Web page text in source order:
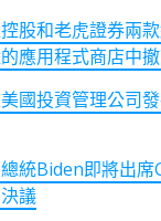
控股和老虎證券兩
應用程式商店中
美國投資管理公司
總統Biden即將出
議